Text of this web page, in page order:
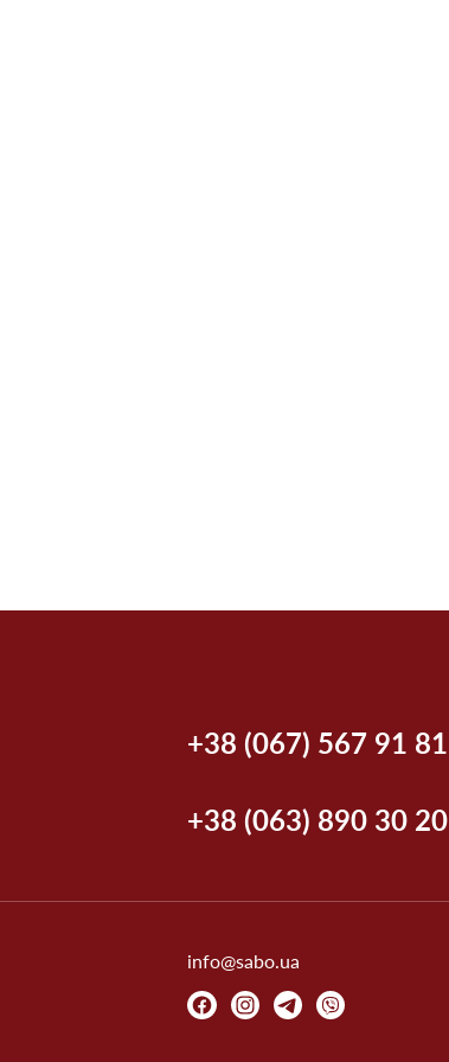
+38 (067) 567 91 81
+38 (063) 890 30 20
info@sabo.ua